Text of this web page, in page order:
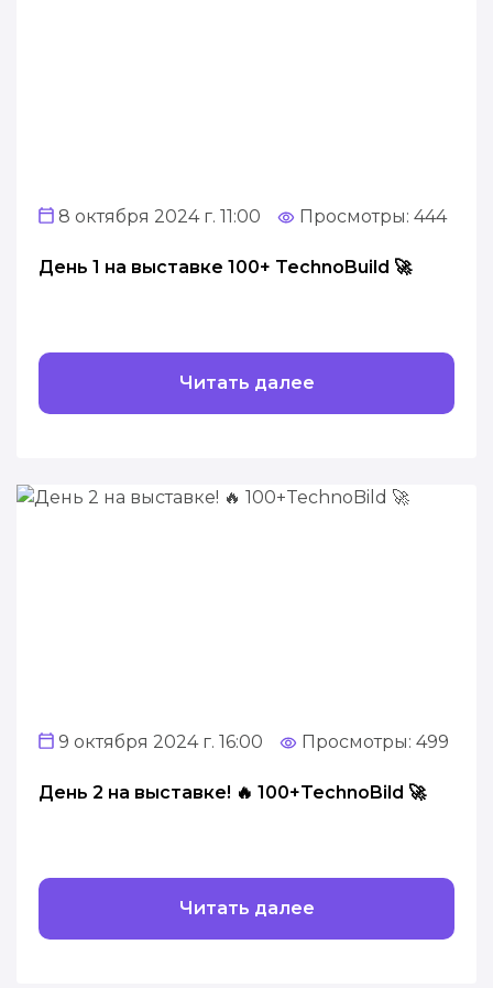
8 октября 2024 г. 11:00 Просмотры: 444
День 1 на выставке 100+ TechnoBuild 🚀
Читать далее
9 октября 2024 г. 16:00 Просмотры: 499
День 2 на выставке! 🔥 100+TechnoBild 🚀
Читать далее